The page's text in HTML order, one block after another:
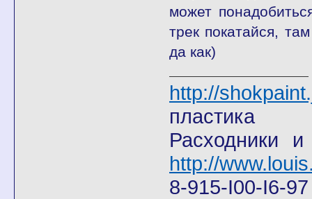
может
трек покатайся,
да как)
http://
пластика
Расходники
http://
8-915-I00-I6-